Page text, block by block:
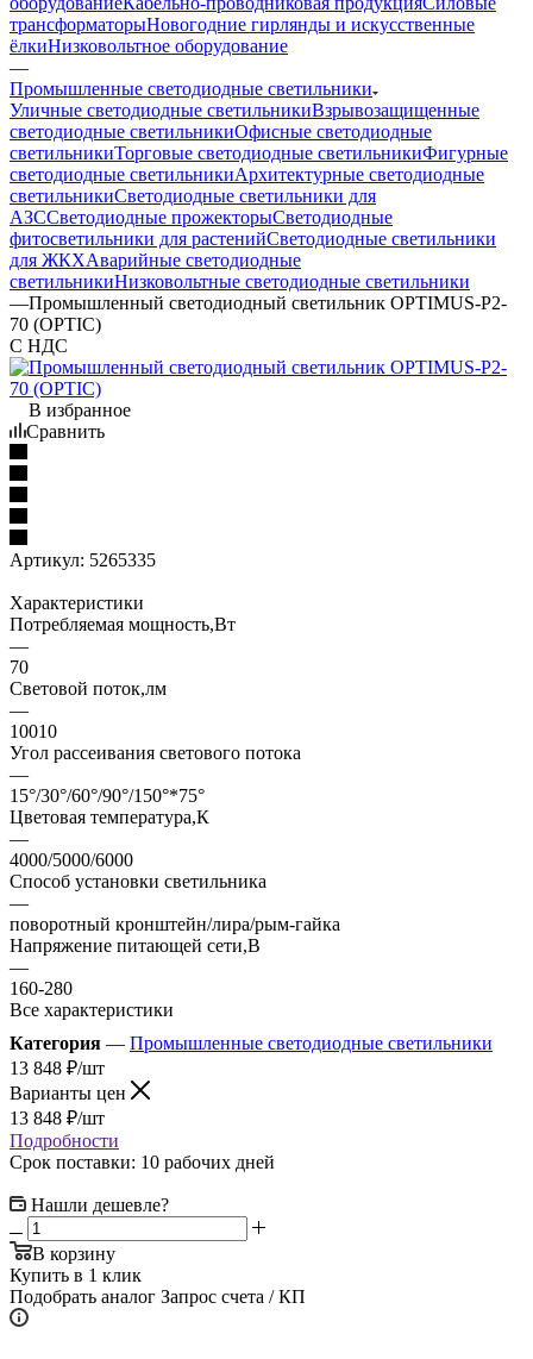
трансформаторыНовогодние гирлянды и искусственные
ёлкиНизковольтное оборудование
—
Промышленные светодиодные светильники
Уличные светодиодные светильникиВзрывозащищенные
светодиодные светильникиОфисные светодиодные
светильникиТорговые светодиодные светильникиФигурные
светодиодные светильникиАрхитектурные светодиодные
светильникиСветодиодные светильники для
АЗССветодиодные прожекторыСветодиодные
фитосветильники для растенийСветодиодные светильники
для ЖКХАварийные светодиодные
светильникиНизковольтные светодиодные светильники
—Промышленный светодиодный светильник OPTIMUS-P2-
70 (OPTIC)
С НДС
В избранное
Сравнить
Артикул: 5265335
Характеристики
Потребляемая мощность,Вт
—
70
Световой поток,лм
—
10010
Угол рассеивания светового потока
—
15°/30°/60°/90°/150°*75°
Цветовая температура,К
—
4000/5000/6000
Способ установки светильника
—
поворотный кронштейн/лира/рым-гайка
Напряжение питающей сети,В
—
160-280
Все характеристики
Категория — Промышленные светодиодные светильники
13 848 ₽/шт
Варианты цен
13 848 ₽/шт
Подробности
Срок поставки: 10 рабочих дней
Нашли дешевле?
В корзину
Купить в 1 клик
Подобрать аналог Запрос счета / КП